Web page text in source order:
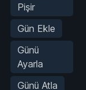
Pişir
Gün Ekle
Günü
Ayarla
Günü Atla